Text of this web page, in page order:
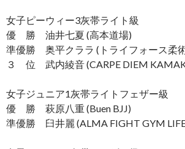
女子ピーウィー3灰帯ライト級
優 勝 油井七夏 (高本道場)
準優勝 奥平クララ (トライフォース柔
３ 位 武内綾音 (CARPE DIEM
女子ジュニア1灰帯ライトフェザー級
優 勝 萩原八重 (Buen BJJ)
準優勝 臼井麗 (ALMA FIGHT GYM